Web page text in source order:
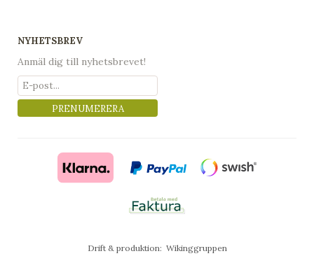
NYHETSBREV
Anmäl dig till nyhetsbrevet!
PRENUMERERA
Drift & produktion: Wikinggruppen